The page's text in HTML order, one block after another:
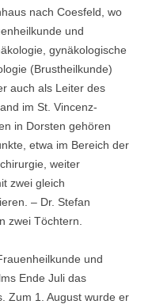
nach Coesfeld, wo
und
gynäkologische
(Brustheilkunde)
auch als Leiter des
im St. Vincenz-
in Dorsten gehören
etwa im Bereich der
weiter
zwei gleich
– Dr. Stefan
zwei Töchtern.
und
Ende Juli das
Zum 1. August wurde er